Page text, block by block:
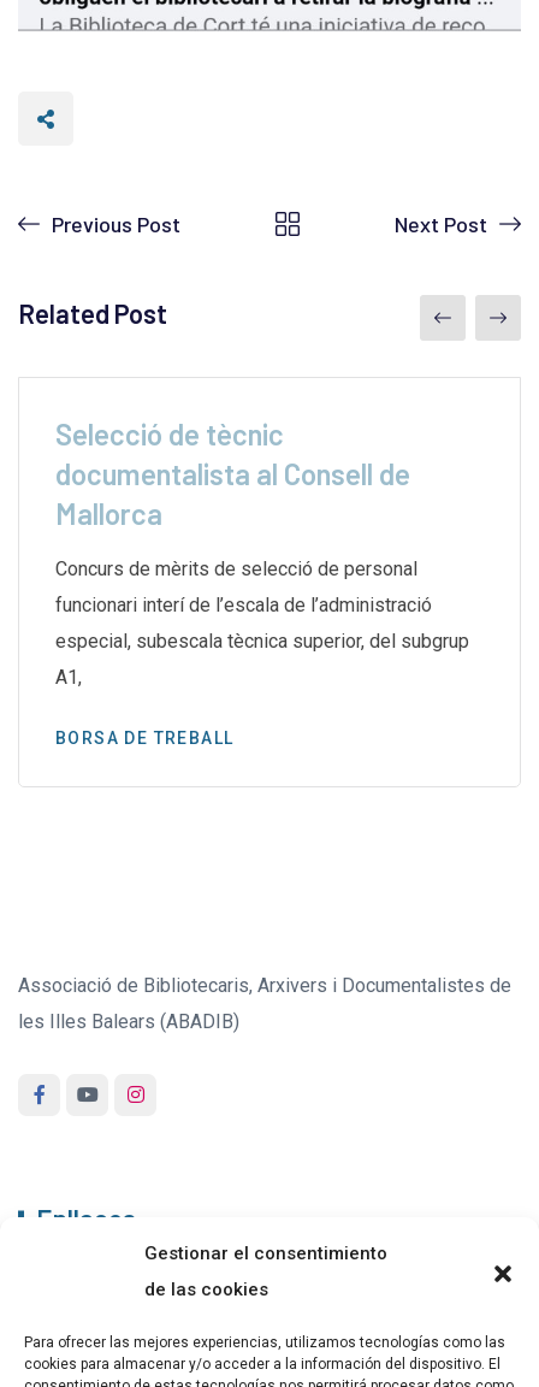
Gestionar el consentimiento
de las cookies
Para ofrecer las mejores experiencias, utilizamos tecnologías como las
cookies para almacenar y/o acceder a la información del dispositivo. El
Previous Post Next Post
Related Post
Selecció de tècnic
documentalista al Consell de
Mallorca
Concurs de mèrits de selecció de personal
funcionari interí de l’escala de l’administració
especial, subescala tècnica superior, del subgrup
A1,
BORSA DE TREBALL
Associació de Bibliotecaris, Arxivers i Documentalistes de
les Illes Balears (ABADIB)
Enllaços
PUBLICACIONS